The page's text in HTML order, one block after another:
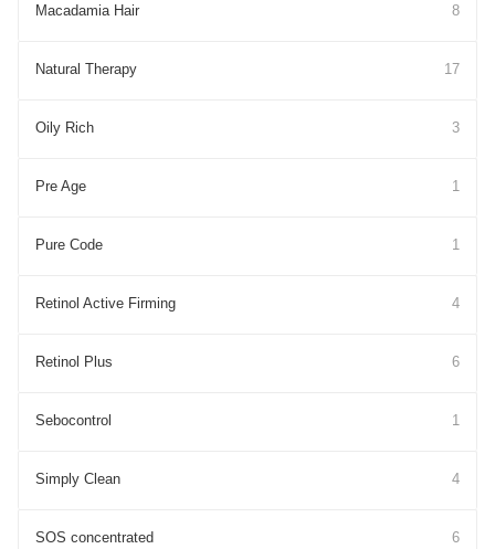
Macadamia Hair 8
Natural Therapy 17
Oily Rich 3
Pre Age 1
Pure Cоde 1
Retinol Active Firming 4
Retinol Plus 6
Sebocontrol 1
Simply Clean 4
SOS concentrated 6